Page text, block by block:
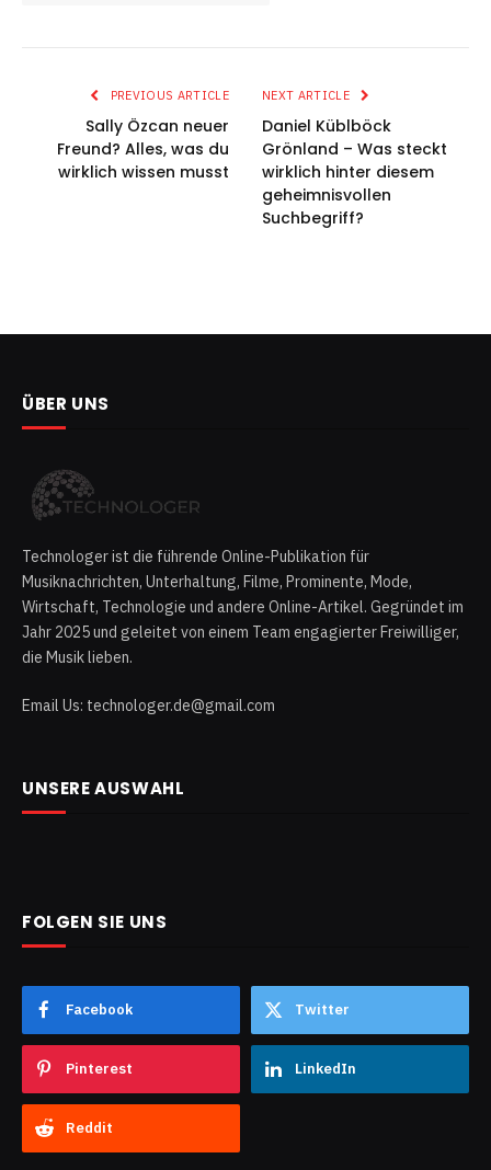
PREVIOUS ARTICLE
Sally Özcan neuer
Freund? Alles, was du
wirklich wissen musst
NEXT ARTICLE
Daniel Küblböck
Grönland – Was steckt
wirklich hinter diesem
geheimnisvollen
Suchbegriff?
ÜBER UNS
Technologer ist die führende Online-Publikation für
Musiknachrichten, Unterhaltung, Filme, Prominente, Mode,
Wirtschaft, Technologie und andere Online-Artikel. Gegründet im
Jahr 2025 und geleitet von einem Team engagierter Freiwilliger,
die Musik lieben.
Email Us: technologer.de@gmail.com
UNSERE AUSWAHL
FOLGEN SIE UNS
Facebook Twitter
Pinterest LinkedIn
Reddit